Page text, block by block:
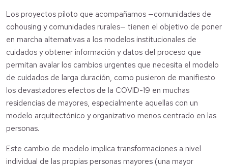
Los proyectos piloto que acompañamos —comunidades de
cohousing y comunidades rurales— tienen el objetivo de poner
en marcha alternativas a los modelos institucionales de
cuidados y obtener información y datos del proceso que
permitan avalar los cambios urgentes que necesita el modelo
de cuidados de larga duración, como pusieron de manifiesto
los devastadores efectos de la COVID-19 en muchas
residencias de mayores, especialmente aquellas con un
modelo arquitectónico y organizativo menos centrado en las
personas.
Este cambio de modelo implica transformaciones a nivel
individual de las propias personas mayores (una mayor